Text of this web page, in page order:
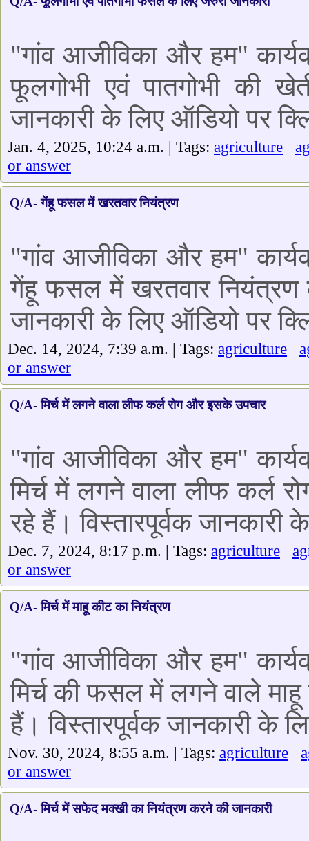
"गांव आजीविका और हम"
फूलगोभी एवं पातगोभी की
जानकारी के लिए ऑडियो पर
Jan. 4, 2025, 10:24 a.m. | Tags: agriculture
or answer
Q/A- गेंहू फसल में खरतवार नियंत्रण
"गांव आजीविका और हम"
गेंहू फसल में खरतवार नियंत्रण
जानकारी के लिए ऑडियो पर
Dec. 14, 2024, 7:39 a.m. | Tags: agriculture
or answer
Q/A- मिर्च में लगने वाला लीफ कर्ल रोग और इसके उपचार
"गांव आजीविका और हम"
मिर्च में लगने वाला लीफ कर्ल
रहे हैं। विस्तारपूर्वक
Dec. 7, 2024, 8:17 p.m. | Tags: agriculture
or answer
Q/A- मिर्च में माहू कीट का नियंत्रण
"गांव आजीविका और हम"
मिर्च की फसल में लगने वाले
हैं। विस्तारपूर्वक जानकारी के
Nov. 30, 2024, 8:55 a.m. | Tags: agriculture
or answer
Q/A- मिर्च में सफेद मक्खी का नियंत्रण करने की जानकारी